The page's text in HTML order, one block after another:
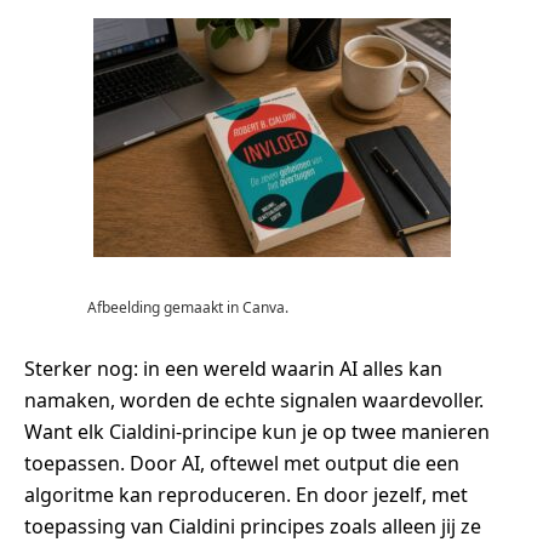
Afbeelding gemaakt in Canva.
Sterker nog: in een wereld waarin AI alles kan
namaken, worden de echte signalen waardevoller.
Want elk Cialdini-principe kun je op twee manieren
toepassen. Door AI, oftewel met output die een
algoritme kan reproduceren. En door jezelf, met
toepassing van Cialdini principes zoals alleen jij ze